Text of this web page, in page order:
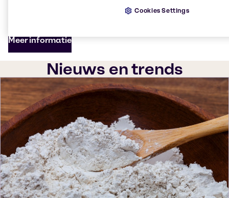
Meer informatie
Nieuws en trends
Cookies Settings